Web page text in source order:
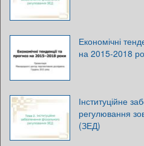
Економічні
на 2015-2018
Інституційне
регулювання
(ЗЕД)